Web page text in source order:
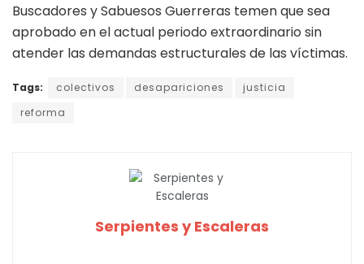
Buscadores y Sabuesos Guerreras temen que sea
aprobado en el actual periodo extraordinario sin
atender las demandas estructurales de las víctimas.
Tags: colectivos desapariciones
justicia
reforma
Serpientes y Escaleras